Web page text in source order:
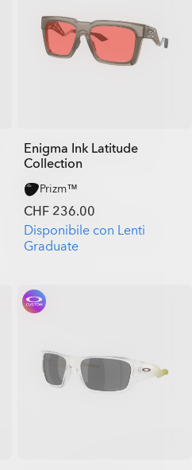
Enigma Ink Latitude
Collection
Prizm™
CHF 236.00
Disponibile con Lenti
Graduate